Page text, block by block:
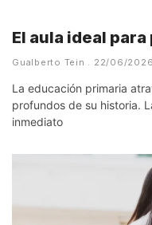
El aula ideal
Gualberto Tein 22/06/2026
La educación primaria
profundos de su historia.
inmediato